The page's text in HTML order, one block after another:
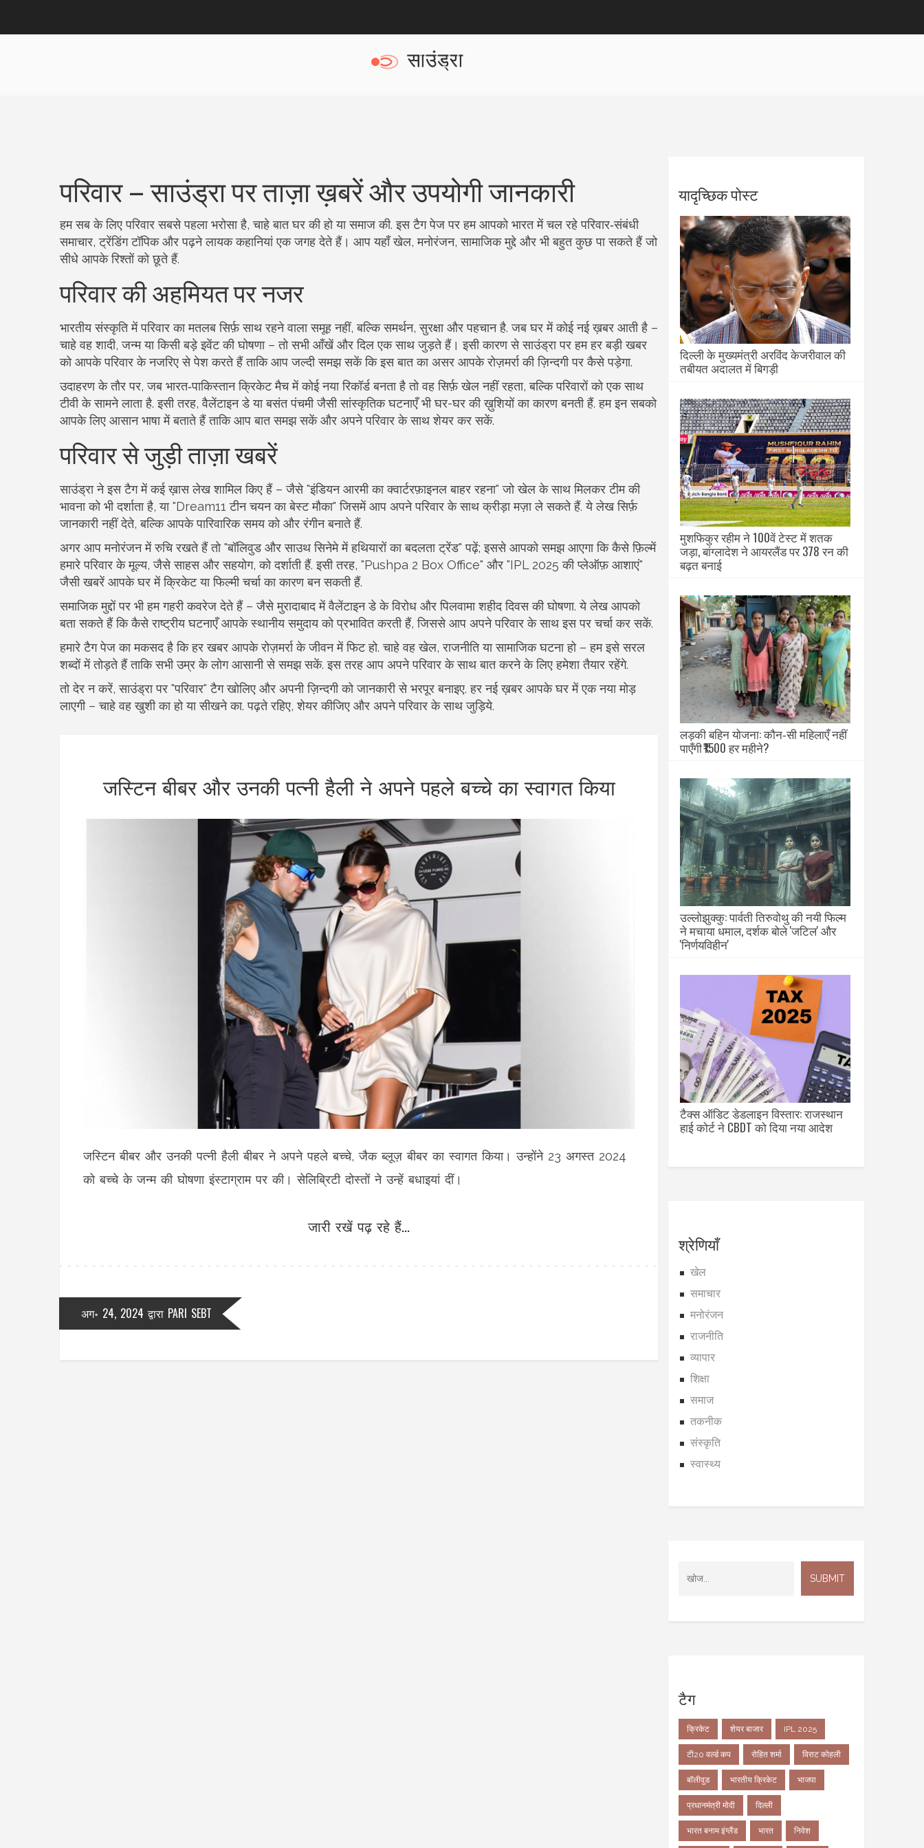
परिवार – साउंड्रा पर ताज़ा ख़बरें और उपयोगी जानकारी
हम सब के लिए परिवार सबसे पहला भरोसा है, चाहे बात घर की हो या समाज की. इस टैग पेज पर हम आपको भारत में चल रहे परिवार‑संबंधी
समाचार, ट्रेंडिंग टॉपिक और पढ़ने लायक कहानियां एक जगह देते हैं। आप यहाँ खेल, मनोरंजन, सामाजिक मुद्दे और भी बहुत कुछ पा सकते हैं जो
सीधे आपके रिश्तों को छूते हैं.
परिवार की अहमियत पर नजर
भारतीय संस्कृति में परिवार का मतलब सिर्फ़ साथ रहने वाला समूह नहीं, बल्कि समर्थन, सुरक्षा और पहचान है. जब घर में कोई नई ख़बर आती है –
चाहे वह शादी, जन्म या किसी बड़े इवेंट की घोषणा – तो सभी आँखें और दिल एक साथ जुड़ते हैं। इसी कारण से साउंड्रा पर हम हर बड़ी खबर
को आपके परिवार के नजरिए से पेश करते हैं ताकि आप जल्दी समझ सकें कि इस बात का असर आपके रोज़मर्रा की ज़िन्दगी पर कैसे पड़ेगा.
उदाहरण के तौर पर, जब भारत‑पाकिस्तान क्रिकेट मैच में कोई नया रिकॉर्ड बनता है तो वह सिर्फ़ खेल नहीं रहता, बल्कि परिवारों को एक साथ
टीवी के सामने लाता है. इसी तरह, वैलेंटाइन डे या बसंत पंचमी जैसी सांस्कृतिक घटनाएँ भी घर-घर की ख़ुशियों का कारण बनती हैं. हम इन सबको
आपके लिए आसान भाषा में बताते हैं ताकि आप बात समझ सकें और अपने परिवार के साथ शेयर कर सकें.
परिवार से जुड़ी ताज़ा खबरें
साउंड्रा ने इस टैग में कई ख़ास लेख शामिल किए हैं – जैसे "इंडियन आरमी का क्वार्टरफ़ाइनल बाहर रहना" जो खेल के साथ मिलकर टीम की
भावना को भी दर्शाता है, या "Dream11 टीन चयन का बेस्ट मौका" जिसमें आप अपने परिवार के साथ क्रीड़ा मज़ा ले सकते हैं. ये लेख सिर्फ़
जानकारी नहीं देते, बल्कि आपके पारिवारिक समय को और रंगीन बनाते हैं.
अगर आप मनोरंजन में रुचि रखते हैं तो "बॉलिवुड और साउथ सिनेमे में हथियारों का बदलता ट्रेंड" पढ़ें; इससे आपको समझ आएगा कि कैसे फ़िल्में
हमारे परिवार के मूल्य, जैसे साहस और सहयोग, को दर्शाती हैं. इसी तरह, "Pushpa 2 Box Office" और "IPL 2025 की प्लेऑफ़ आशाएं"
जैसी खबरें आपके घर में क्रिकेट या फिल्मी चर्चा का कारण बन सकती हैं.
समाजिक मुद्दों पर भी हम गहरी कवरेज देते हैं – जैसे मुरादाबाद में वैलेंटाइन डे के विरोध और पिलवामा शहीद दिवस की घोषणा. ये लेख आपको
बता सकते हैं कि कैसे राष्ट्रीय घटनाएँ आपके स्थानीय समुदाय को प्रभावित करती हैं, जिससे आप अपने परिवार के साथ इस पर चर्चा कर सकें.
हमारे टैग पेज का मकसद है कि हर खबर आपके रोज़मर्रा के जीवन में फिट हो. चाहे वह खेल, राजनीति या सामाजिक घटना हो – हम इसे सरल
शब्दों में तोड़ते हैं ताकि सभी उम्र के लोग आसानी से समझ सकें. इस तरह आप अपने परिवार के साथ बात करने के लिए हमेशा तैयार रहेंगे.
तो देर न करें, साउंड्रा पर "परिवार" टैग खोलिए और अपनी ज़िन्दगी को जानकारी से भरपूर बनाइए. हर नई ख़बर आपके घर में एक नया मोड़
लाएगी – चाहे वह खुशी का हो या सीखने का. पढ़ते रहिए, शेयर कीजिए और अपने परिवार के साथ जुड़िये.
जस्टिन बीबर और उनकी पत्नी हैली ने अपने पहले बच्चे का स्वागत किया
जस्टिन बीबर और उनकी पत्नी हैली बीबर ने अपने पहले बच्चे, जैक ब्लूज़ बीबर का स्वागत किया। उन्होंने 23 अगस्त 2024
को बच्चे के जन्म की घोषणा इंस्टाग्राम पर की। सेलिब्रिटी दोस्तों ने उन्हें बधाइयां दीं।
जारी रखें पढ़ रहे हैं...
अग॰ 24, 2024 द्वारा PARI SEBT
यादृच्छिक पोस्ट
दिल्ली के मुख्यमंत्री अरविंद केजरीवाल की
तबीयत अदालत में बिगड़ी
मुशफिकुर रहीम ने 100वें टेस्ट में शतक
जड़ा, बांग्लादेश ने आयरलैंड पर 378 रन की
बढ़त बनाई
लड़की बहिन योजना: कौन‑सी महिलाएँ नहीं
पाएँगी ₹1500 हर महीने?
उल्लोझुक्कु: पार्वती तिरुवोथु की नयी फिल्म
ने मचाया धमाल, दर्शक बोले 'जटिल' और
'निर्णयविहीन'
टैक्स ऑडिट डेडलाइन विस्तार: राजस्थान
हाई कोर्ट ने CBDT को दिया नया आदेश
श्रेणियाँ
खेल
समाचार
मनोरंजन
राजनीति
व्यापार
शिक्षा
समाज
तकनीक
संस्कृति
स्वास्थ्य
टैग
क्रिकेट शेयर बाजार IPL 2025
टी20 वर्ल्ड कप रोहित शर्मा विराट कोहली
बॉलीवुड भारतीय क्रिकेट भाजपा
प्रधानमंत्री मोदी दिल्ली
भारत बनाम इंग्लैंड भारत निवेश